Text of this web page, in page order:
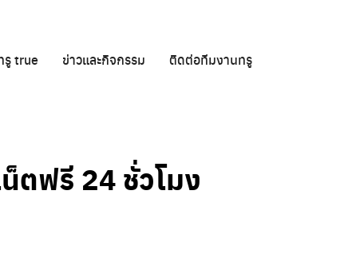
รู true ข่าวและกิจกรรม ติดต่อทีมงานทรู
ตฟรี 24 ชั่วโมง